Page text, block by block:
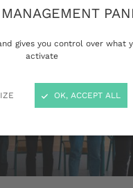
gives you control over what
activate
OK, ACCEPT ALL